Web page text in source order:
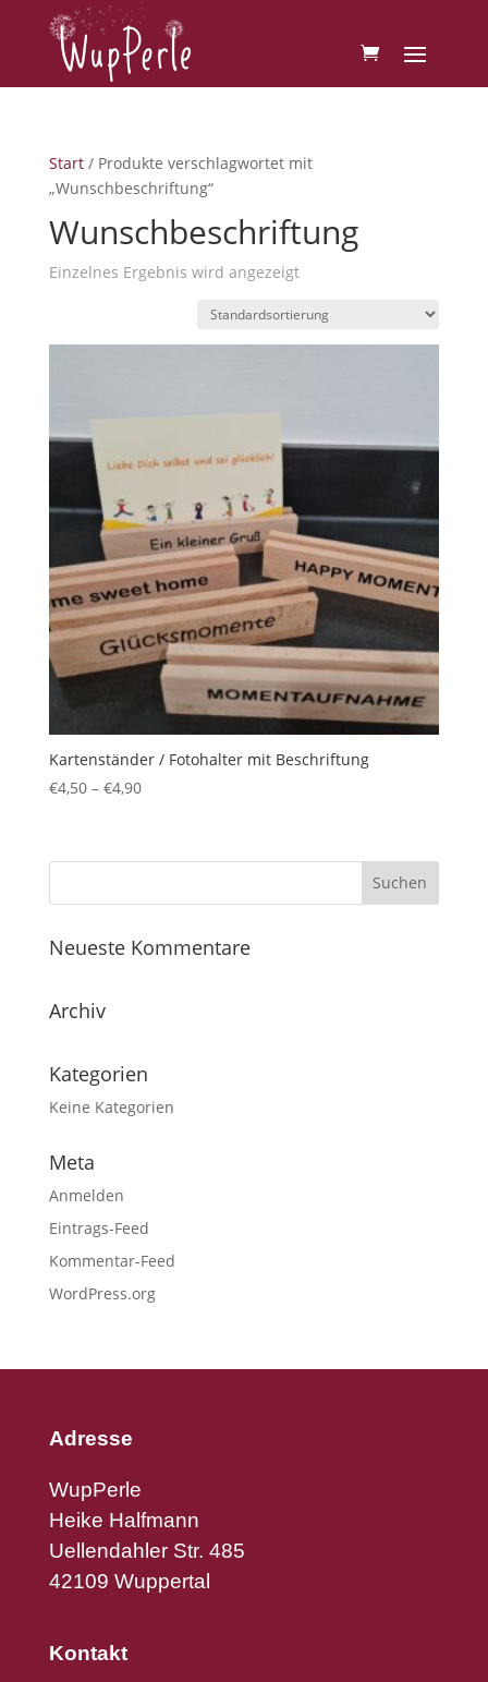
Start/ Produkte verschlagwortet mit
„Wunschbeschriftung“
Wunschbeschriftung
Einzelnes Ergebnis wird angezeigt
Kartenständer / Fotohalter mit Beschriftung
€4,50– €4,90
Neueste Kommentare
Archiv
Kategorien
Keine Kategorien
Meta
Anmelden
Eintrags-Feed
Kommentar-Feed
WordPress.org
Adresse
WupPerle
Heike Halfmann
Uellendahler Str. 485
42109 Wuppertal
Kontakt